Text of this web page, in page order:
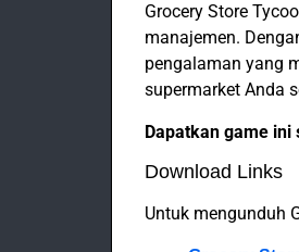
Grocery Store
manajemen.
pengalaman yang
supermarket Anda
Dapatkan game
Download Links
Untuk mengunduh